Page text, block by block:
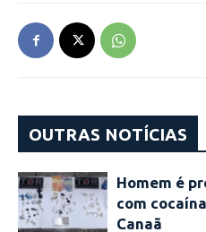
OUTRAS NOTÍCIAS
Homem é
com
Canaã